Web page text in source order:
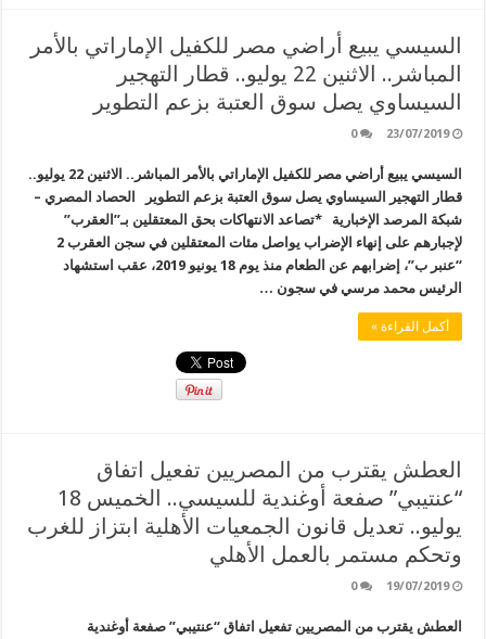
السيسي يبيع أراضي مصر للكفيل الإماراتي بالأمر
المباشر.. الاثنين 22 يوليو.. قطار التهجير
السيساوي يصل سوق العتبة بزعم التطوير
23/07/2019
0
السيسي يبيع أراضي مصر للكفيل الإماراتي بالأمر المباشر.. الاثنين 22 يوليو..
قطار التهجير السيساوي يصل سوق العتبة بزعم التطوير الحصاد المصري –
شبكة المرصد الإخبارية *تصاعد الانتهاكات بحق المعتقلين بـ”العقرب”
لإجبارهم على إنهاء الإضراب يواصل مئات المعتقلين في سجن العقرب 2
“عنبر ب”، إضرابهم عن الطعام منذ يوم 18 يونيو 2019، عقب استشهاد
الرئيس محمد مرسي في سجون …
أكمل القراءة »
العطش يقترب من المصريين تفعيل اتفاق
“عنتيبي” صفعة أوغندية للسيسي.. الخميس 18
يوليو.. تعديل قانون الجمعيات الأهلية ابتزاز للغرب
وتحكم مستمر بالعمل الأهلي
19/07/2019
0
العطش يقترب من المصريين تفعيل اتفاق “عنتيبي” صفعة أوغندية